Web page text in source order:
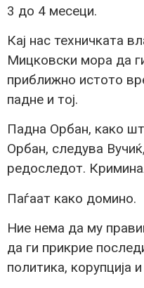
3 до 4 месеци.
Кај нас техничката
Мицковски мора да
приближно истото
падне и тој.
Падна Орбан, како
Орбан, следува
редоследот.
Паѓаат како домино.
Ние нема да му
да ги прикрие
политика, корупција